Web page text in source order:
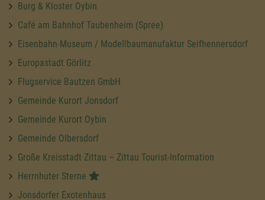
Burg & Kloster Oybin
Café am Bahnhof Taubenheim (Spree)
Eisenbahn-Museum / Modellbaumanufaktur Seifhennersdorf
Europastadt Görlitz
Flugservice Bautzen GmbH
Gemeinde Kurort Jonsdorf
Gemeinde Kurort Oybin
Gemeinde Olbersdorf
Große Kreisstadt Zittau – Zittau Tourist-Information
Herrnhuter Sterne
Jonsdorfer Exotenhaus